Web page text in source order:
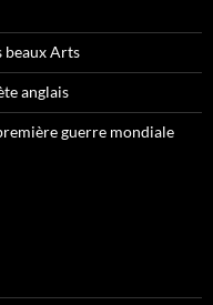
beaux Arts
anglais
guerre mondiale